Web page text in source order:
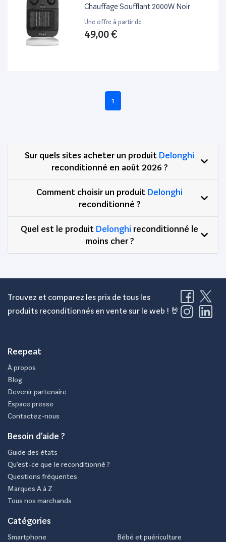
Chauffage Soufflant 2000W Noir
Une offre à partir de :
49,00 €
1
Sur quels sites acheter un produit Delonghi
reconditionné en août 2026 ?
Comment choisir un produit Delonghi
reconditionné ?
Quel est le produit Delonghi reconditionné le
moins cher ?
Trouvez et comparez les prix de tous les
produits reconditionnés en vente sur le web ! 🤘
Reepeat
À propos
Blog
Devenir partenaire
Espace presse
Contactez-nous
Besoin d'aide ?
Guide des états
Qu’est-ce que le reconditionné ?
Questions fréquentes
Marques A à Z
Tous nos marchands
Catégories
Smartphone Bébé et puériculture